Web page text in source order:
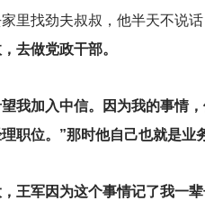
里找劲夫叔叔，他半天不说
去做党政干部。
我加入中信。因为我的事情
职位。”那时他自己也就是业
王军因为这个事情记了我一